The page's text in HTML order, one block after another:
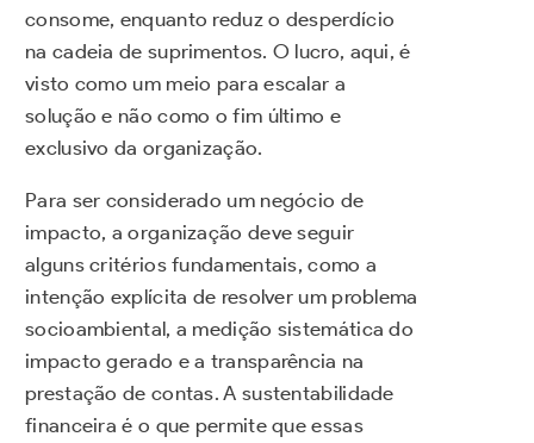
consome, enquanto reduz o desperdício
na cadeia de suprimentos. O lucro, aqui, é
visto como um meio para escalar a
solução e não como o fim último e
exclusivo da organização.
Para ser considerado um negócio de
impacto, a organização deve seguir
alguns critérios fundamentais, como a
intenção explícita de resolver um problema
socioambiental, a medição sistemática do
impacto gerado e a transparência na
prestação de contas. A sustentabilidade
financeira é o que permite que essas